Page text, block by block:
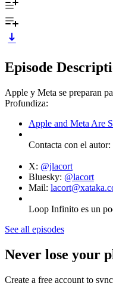
Episode
Apple y Meta se preparan
Profundiza:
Apple and Meta Are
Contacta con el autor:
X: @jlacort
Bluesky: @lacort
Mail:
Loop Infinito es un
See all episodes
Never lose your
Create a free account to